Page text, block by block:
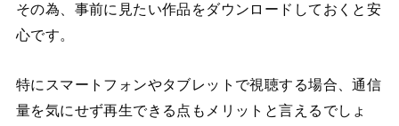
その為、事前に見たい作品をダウンロードしておくと安
心です。
特にスマートフォンやタブレットで視聴する場合、通信
量を気にせず再生できる点もメリットと言えるでしょ